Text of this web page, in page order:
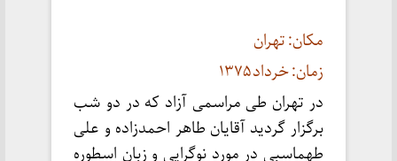
مکان: تهران
زمان: خرداد ۱۳۷۵
در تهران طی مراسمی آزاد که در دو شب
برگزار گردید آقایان طاهر احمدزاده و علی
طهماسبی در مورد نوگرایی و زبان اسطوره